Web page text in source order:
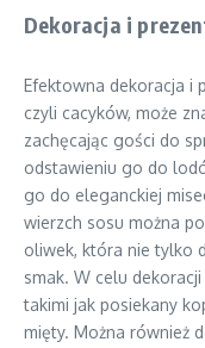
Dekoracja i
Efektowna dekoracja i
czyli cacyków, może
zachęcając gości do
odstawieniu go do
go do eleganckiej
wierzch sosu można
oliwek, która nie tylko
smak. W celu
takimi jak posiekany
mięty. Można również